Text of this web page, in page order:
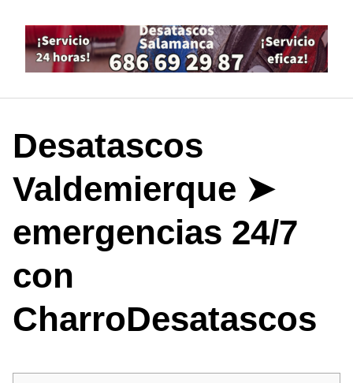
contenido
Desatascos
Valdemierque ➤
emergencias 24/7
con
CharroDesatascos